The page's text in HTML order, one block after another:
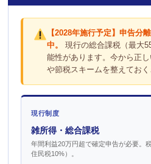
【2028年施行予定】申告分
中。
現行の総合課税（最大
能性があります。今から正
や節税スキームを整えておく
現行制度
雑所得・総合課税
年間利益20万円超で確定申告が必要。
住民税10%）。